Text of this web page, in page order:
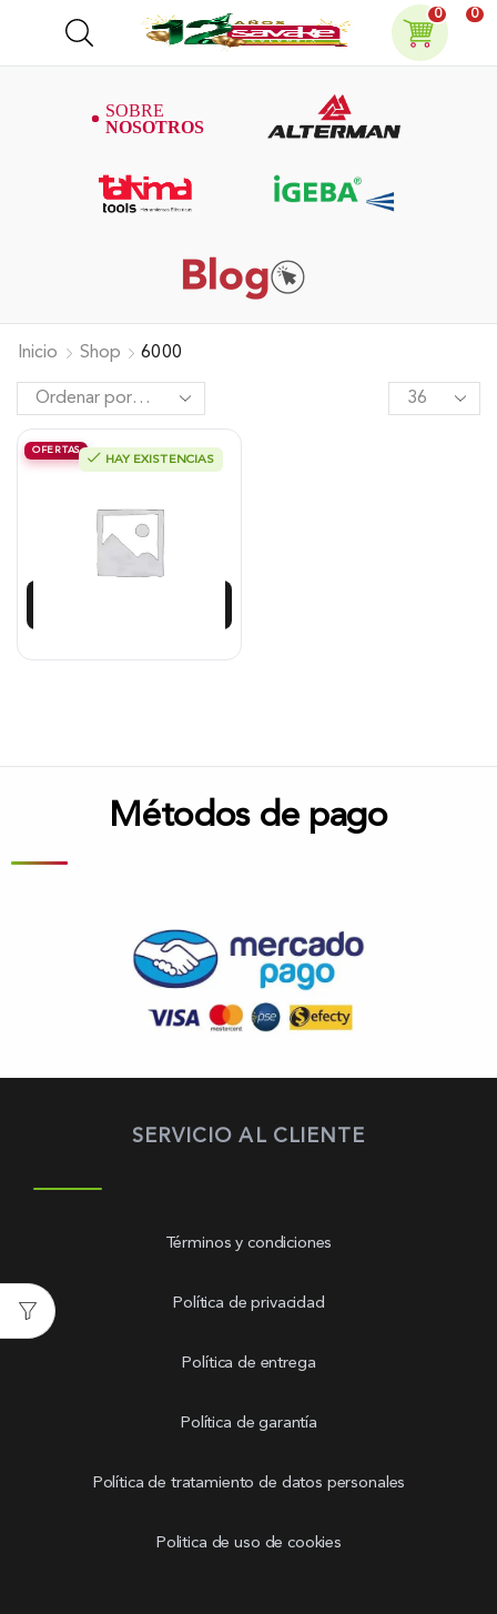
0 0
Inicio Shop 6000
OFERTAS
HAY EXISTENCIAS
Pulidora Takima 7″ 2.000W, Tkag-
$434.492
$ 304.144
Métodos de pago
SERVICIO AL CLIENTE
Términos y condiciones
Política de privacidad
Política de entrega
Política de garantía
Política de tratamiento de datos personales
Politica de uso de cookies